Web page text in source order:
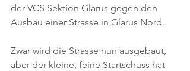
der VCS Sektion Glarus gegen den
Ausbau einer Strasse in Glarus Nord.
Zwar wird die Strasse nun ausgebaut,
aber der kleine, feine Startschuss hat